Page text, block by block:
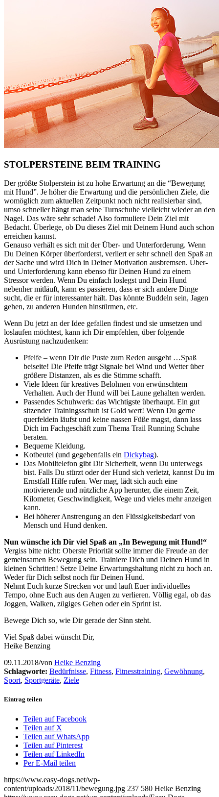
STOLPERSTEINE BEIM TRAINING
Der größte Stolperstein ist zu hohe Erwartung an die “Bewegung
mit Hund”. Je höher die Erwartung und die persönlichen Ziele, die
womöglich zum aktuellen Zeitpunkt noch nicht realisierbar sind,
umso schneller hängt man seine Turnschuhe vielleicht wieder an den
Nagel. Das wäre sehr schade! Also formuliere Dein Ziel mit
Bedacht. Überlege, ob Du dieses Ziel mit Deinem Hund auch schon
erreichen kannst.
Genauso verhält es sich mit der Über- und Unterforderung. Wenn
Du Deinen Körper überforderst, verliert er sehr schnell den Spaß an
der Sache und wird Dich in Deiner Motivation ausbremsen. Über-
und Unterforderung kann ebenso für Deinen Hund zu einem
Stressor werden. Wenn Du einfach loslegst und Dein Hund
nebenher mitläuft, kann es passieren, dass er sich andere Dinge
sucht, die er für interessanter hält. Das könnte Buddeln sein, Jagen
gehen, zu anderen Hunden hinstürmen, etc.
Wenn Du jetzt an der Idee gefallen findest und sie umsetzen und
loslaufen möchtest, kann ich Dir empfehlen, über folgende
Ausrüstung nachzudenken:
Pfeife – wenn Dir die Puste zum Reden ausgeht …Spaß
beiseite! Die Pfeife trägt Signale bei Wind und Wetter über
größere Distanzen, als es die Stimme schafft.
Viele Ideen für kreatives Belohnen von erwünschtem
Verhalten. Auch der Hund will bei Laune gehalten werden.
Passendes Schuhwerk: das Wichtigste überhaupt. Ein gut
sitzender Trainingsschuh ist Gold wert! Wenn Du gerne
querfeldein läufst und keine nassen Füße magst, dann lass
Dich im Fachgeschäft zum Thema Trail Running Schuhe
beraten.
Bequeme Kleidung.
Kotbeutel (und gegebenfalls ein Dickybag).
Das Mobiltelefon gibt Dir Sicherheit, wenn Du unterwegs
bist. Falls Du stürzt oder der Hund sich verletzt, kannst Du im
Ernstfall Hilfe rufen. Wer mag, lädt sich auch eine
motivierende und nützliche App herunter, die einem Zeit,
Kilometer, Geschwindigkeit, Wege und vieles mehr anzeigen
kann.
Bei höherer Anstrengung an den Flüssigkeitsbedarf von
Mensch und Hund denken.
Nun wünsche ich Dir viel Spaß an „In Bewegung mit Hund!“
Vergiss bitte nicht: Oberste Priorität sollte immer die Freude an der
gemeinsamen Bewegung sein. Trainiere Dich und Deinen Hund in
kleinen Schritten! Setze Deine Erwartungshaltung nicht zu hoch an.
Weder für Dich selbst noch für Deinen Hund.
Nehmt Euch kurze Strecken vor und lauft Euer individuelles
Tempo, ohne Euch aus den Augen zu verlieren. Völlig egal, ob das
Joggen, Walken, zügiges Gehen oder ein Sprint ist.
Bewege Dich so, wie Dir gerade der Sinn steht.
Viel Spaß dabei wünscht Dir,
Heike Benzing
09.11.2018/von Heike Benzing
Schlagworte: Bedürfnisse, Fitness, Fitnesstraining, Gewöhnung,
Sport, Sportgeräte, Ziele
Eintrag teilen
Teilen auf Facebook
Teilen auf X
Teilen auf WhatsApp
Teilen auf Pinterest
Teilen auf LinkedIn
Per E-Mail teilen
https://www.easy-dogs.net/wp-
content/uploads/2018/11/bewegung.jpg 237 580 Heike Benzing